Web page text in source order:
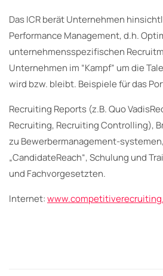
Das ICR berät Unternehmen
Performance Management, d.h.
unternehmensspezifischen
Unternehmen im “Kampf” um die
wird bzw. bleibt. Beispiele für das
Recruiting Reports (z.B. Quo
Recruiting, Recruiting Controlling),
zu Bewerbermanagement-
„CandidateReach“, Schulung und
und Fachvorgesetzten.
Internet: